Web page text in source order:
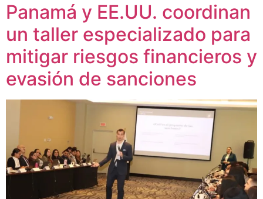
Panamá y EE.UU. coordinan
un taller especializado para
mitigar riesgos financieros y
evasión de sanciones